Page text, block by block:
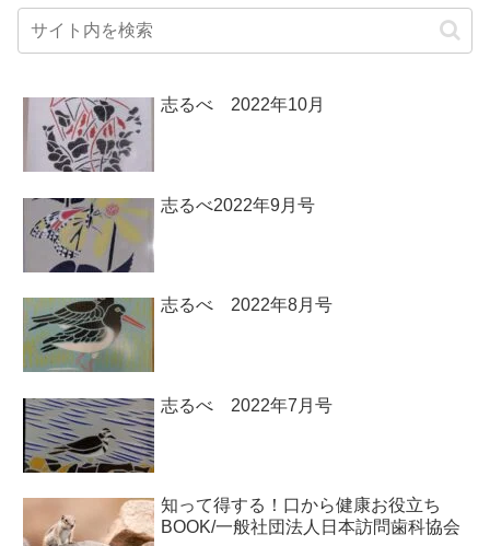
志るべ 2022年10月
志るべ2022年9月号
志るべ 2022年8月号
志るべ 2022年7月号
知って得する！口から健康お役立ち
BOOK/一般社団法人日本訪問歯科協会￼